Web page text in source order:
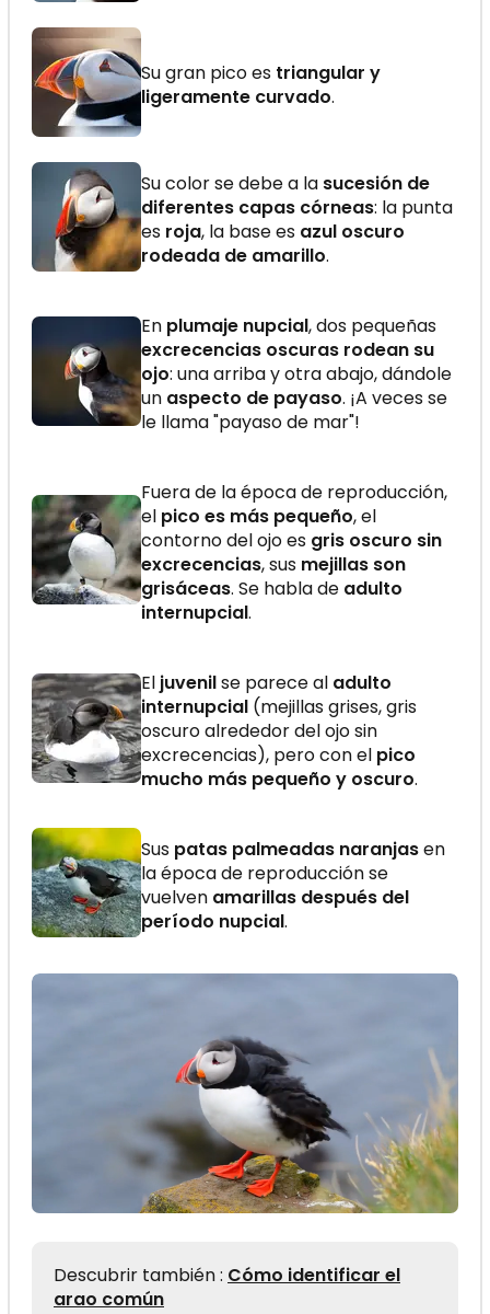
Su gran pico es triangular y
ligeramente curvado.
Su color se debe a la sucesión de
diferentes capas córneas: la punta
es roja, la base es azul oscuro
rodeada de amarillo.
En plumaje nupcial, dos pequeñas
excrecencias oscuras rodean su
ojo: una arriba y otra abajo, dándole
un aspecto de payaso. ¡A veces se
le llama "payaso de mar"!
Fuera de la época de reproducción,
el pico es más pequeño, el
contorno del ojo es gris oscuro sin
excrecencias, sus mejillas son
grisáceas. Se habla de adulto
internupcial.
El juvenilse parece al adulto
internupcial (mejillas grises, gris
oscuro alrededor del ojo sin
excrecencias), pero con el pico
mucho más pequeño y oscuro.
Sus patas palmeadas naranjasen
la época de reproducción se
vuelven amarillas después del
período nupcial.
Descubrir también : Cómo identificar el
arao común